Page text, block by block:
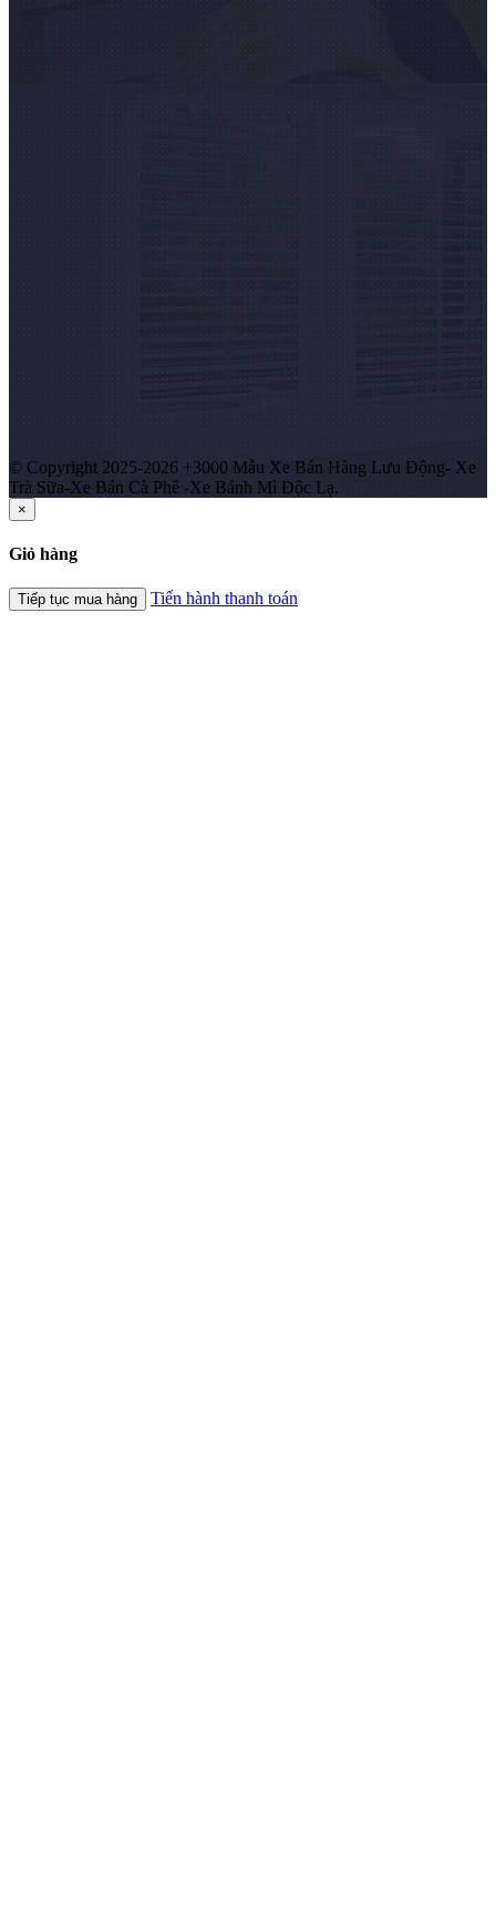
© Copyright 2025-2026 +3000 Mẫu Xe Bán Hàng Lưu Động- Xe
Trà Sữa-Xe Bán Cà Phê -Xe Bánh Mì Độc Lạ.
×
Giỏ hàng
Tiếp tục mua hàng Tiến hành thanh toán